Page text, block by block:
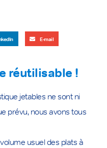
E-mail
réutilisable !
jetables ne sont ni
prévu, nous avons tous
usuel des plats à